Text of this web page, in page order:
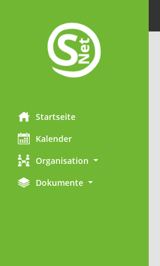
Startseite
Kalender
Organisation
Dokumente